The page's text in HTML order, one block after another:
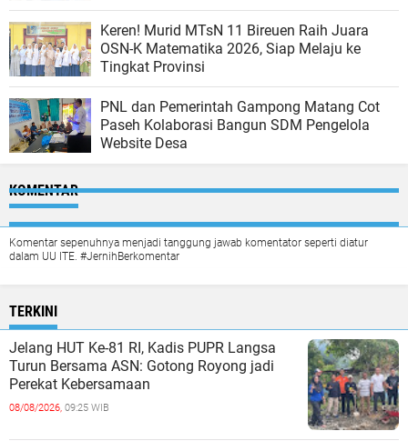
Keren! Murid MTsN 11 Bireuen Raih Juara
OSN-K Matematika 2026, Siap Melaju ke
Tingkat Provinsi
PNL dan Pemerintah Gampong Matang Cot
Paseh Kolaborasi Bangun SDM Pengelola
Website Desa
KOMENTAR
Komentar sepenuhnya menjadi tanggung jawab komentator seperti diatur
dalam UU ITE. #JernihBerkomentar
TERKINI
Jelang HUT Ke-81 RI, Kadis PUPR Langsa
Turun Bersama ASN: Gotong Royong jadi
Perekat Kebersamaan
08/08/2026, 09:25 WIB